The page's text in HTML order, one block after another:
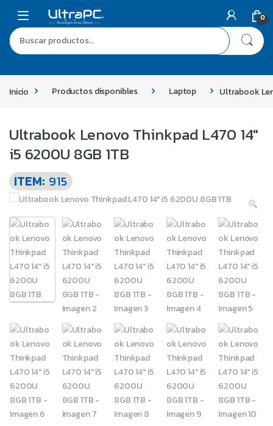
0
Inicio Productos disponibles Laptop Ultrabook
Ultrabook Lenovo Thinkpad L470 14″
i5 6200U 8GB 1TB
ITEM: 915